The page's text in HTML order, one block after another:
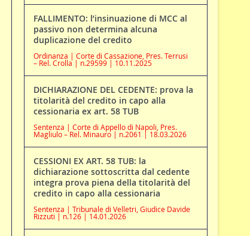
FALLIMENTO: l’insinuazione di MCC al
passivo non determina alcuna
duplicazione del credito
Ordinanza | Corte di Cassazione, Pres. Terrusi
– Rel. Crolla | n.29599 | 10.11.2025
DICHIARAZIONE DEL CEDENTE: prova la
titolarità del credito in capo alla
cessionaria ex art. 58 TUB
Sentenza | Corte di Appello di Napoli, Pres.
Magliulo – Rel. Minauro | n.2061 | 18.03.2026
CESSIONI EX ART. 58 TUB: la
dichiarazione sottoscritta dal cedente
integra prova piena della titolarità del
credito in capo alla cessionaria
Sentenza | Tribunale di Velletri, Giudice Davide
Rizzuti | n.126 | 14.01.2026